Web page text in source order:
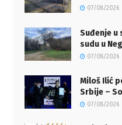
07/08/2026
Suđenje u
sudu u
07/08/2026
Miloš Ilić
Srbije –
07/08/2026